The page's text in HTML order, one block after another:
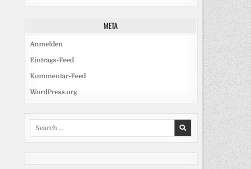
META
Anmelden
Eintrags-Feed
Kommentar-Feed
WordPress.org